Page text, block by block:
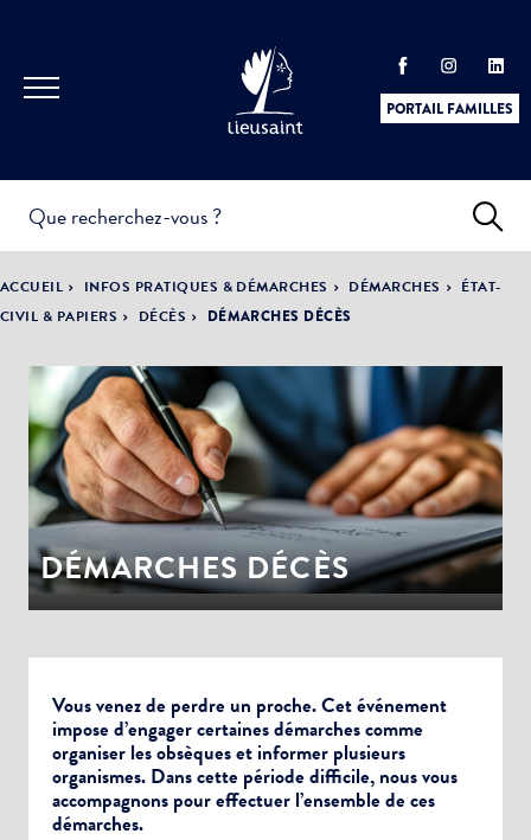
PORTAIL FAMILLES
PRATIQUES &
DÉMARCHES
ACTUALITÉS &
ÉVÈNEMENTS
LA VILLE
DÉMOCRATIE
PARTICIPATIVE
ACCUEIL INFOS PRATIQUES & DÉMARCHES DÉMARCHES
ÉTAT-
CIVIL & PAPIERS
DÉCÈS DÉMARCHES DÉCÈS
DÉMARCHES DÉCÈS
Vous venez de perdre un proche. Cet événement
impose d’engager certaines démarches comme
organiser les obsèques et informer plusieurs
organismes. Dans cette période difficile, nous vous
accompagnons pour effectuer l’ensemble de ces
démarches.